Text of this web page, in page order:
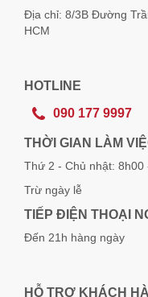
Địa chỉ: 8/3B Đường
HCM
HOTLINE
090 177 9997
THỜI GIAN LÀM
Thứ 2 - Chủ nhật: 8h00
Trừ ngày lễ
TIẾP ĐIỆN THOẠI
Đến 21h hàng ngày
HỖ TRỢ KHÁCH